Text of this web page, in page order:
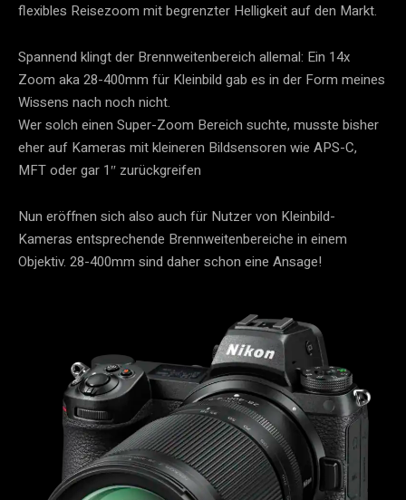
flexibles Reisezoom mit begrenzter Helligkeit auf den Markt.
Spannend klingt der Brennweitenbereich allemal: Ein 14x
Zoom aka 28-400mm für Kleinbild gab es in der Form meines
Wissens nach noch nicht.
Wer solch einen Super-Zoom Bereich suchte, musste bisher
eher auf Kameras mit kleineren Bildsensoren wie APS-C,
MFT oder gar 1″ zurückgreifen
Nun eröffnen sich also auch für Nutzer von Kleinbild-
Kameras entsprechende Brennweitenbereiche in einem
Objektiv. 28-400mm sind daher schon eine Ansage!